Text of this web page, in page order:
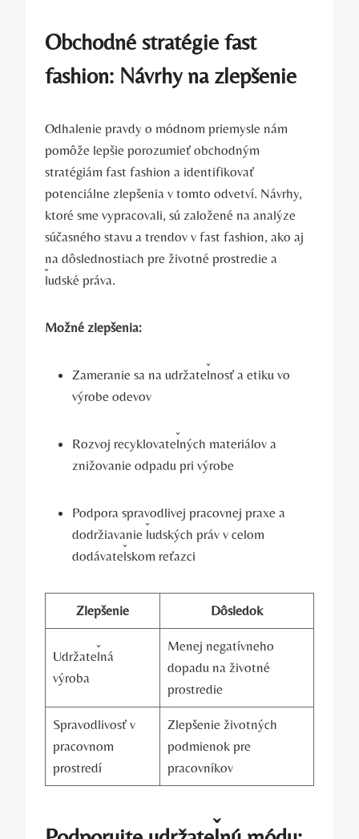
Obchodné stratégie fast
fashion: Návrhy na zlepšenie
Odhalenie pravdy o módnom priemysle nám
pomôže lepšie porozumieť obchodným
stratégiám fast fashion a identifikovať
potenciálne zlepšenia v tomto odvetví. Návrhy,
ktoré sme vypracovali, sú založené na analýze
súčasného stavu a trendov v fast fashion, ako aj
na dôslednostiach pre životné prostredie a
ľudské práva.
Možné zlepšenia:
Zameranie sa na udržateľnosť a etiku vo
výrobe odevov
Rozvoj recyklovateľných materiálov a
znižovanie odpadu pri výrobe
Podpora spravodlivej pracovnej praxe a
dodržiavanie ľudských práv v celom
dodávateľskom reťazci
Zlepšenie Dôsledok
Udržateľná
výroba
Menej negatívneho
dopadu na životné
prostredie
Spravodlivosť v
pracovnom
prostredí
Zlepšenie životných
podmienok pre
pracovníkov